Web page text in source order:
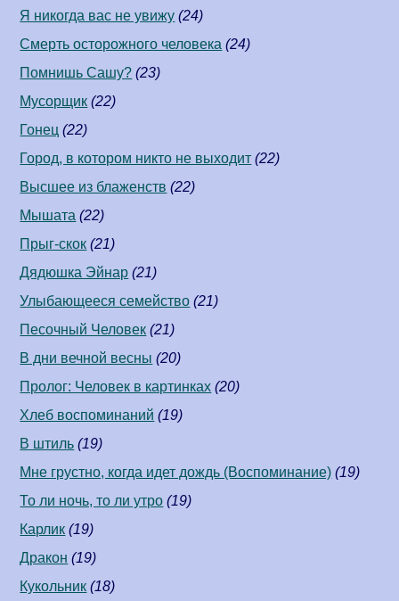
Я никогда вас не увижу (24)
Смерть осторожного человека (24)
Помнишь Сашу? (23)
Мусорщик (22)
Гонец (22)
Город, в котором никто не выходит (22)
Высшее из блаженств (22)
Мышата (22)
Прыг-скок (21)
Дядюшка Эйнар (21)
Улыбающееся семейство (21)
Песочный Человек (21)
В дни вечной весны (20)
Пролог: Человек в картинках (20)
Хлеб воспоминаний (19)
В штиль (19)
Мне грустно, когда идет дождь (Воспоминание) (19)
То ли ночь, то ли утро (19)
Карлик (19)
Дракон (19)
Кукольник (18)